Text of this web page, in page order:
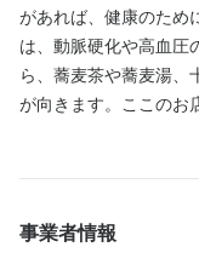
があれば、健康のため
は、動脈硬化や高血圧
ら、蕎麦茶や蕎麦湯、
が向きます。ここのお
汁もとても美味しく
事業者情報